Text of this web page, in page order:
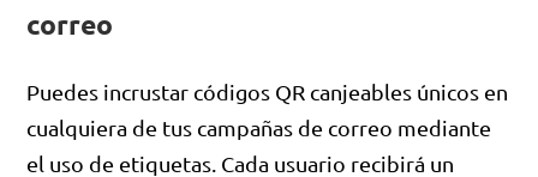
correo
Puedes incrustar códigos QR canjeables únicos en
cualquiera de tus campañas de correo mediante
el uso de etiquetas. Cada usuario recibirá un